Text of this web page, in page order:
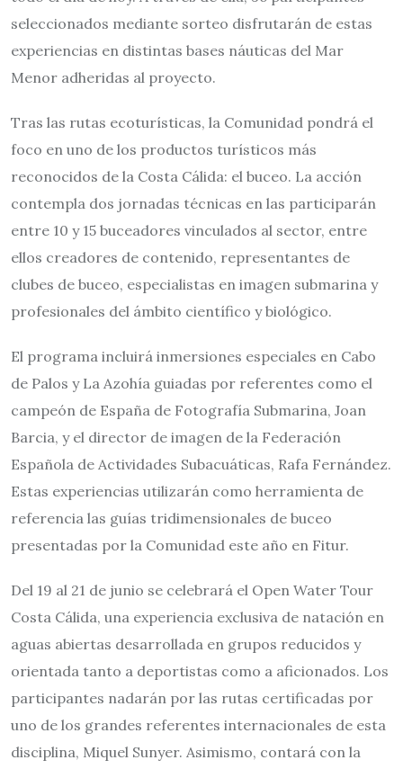
seleccionados mediante sorteo disfrutarán de estas
experiencias en distintas bases náuticas del Mar
Menor adheridas al proyecto.
Tras las rutas ecoturísticas, la Comunidad pondrá el
foco en uno de los productos turísticos más
reconocidos de la Costa Cálida: el buceo. La acción
contempla dos jornadas técnicas en las participarán
entre 10 y 15 buceadores vinculados al sector, entre
ellos creadores de contenido, representantes de
clubes de buceo, especialistas en imagen submarina y
profesionales del ámbito científico y biológico.
El programa incluirá inmersiones especiales en Cabo
de Palos y La Azohía guiadas por referentes como el
campeón de España de Fotografía Submarina, Joan
Barcia, y el director de imagen de la Federación
Española de Actividades Subacuáticas, Rafa Fernández.
Estas experiencias utilizarán como herramienta de
referencia las guías tridimensionales de buceo
presentadas por la Comunidad este año en Fitur.
Del 19 al 21 de junio se celebrará el Open Water Tour
Costa Cálida, una experiencia exclusiva de natación en
aguas abiertas desarrollada en grupos reducidos y
orientada tanto a deportistas como a aficionados. Los
participantes nadarán por las rutas certificadas por
uno de los grandes referentes internacionales de esta
disciplina, Miquel Sunyer. Asimismo, contará con la